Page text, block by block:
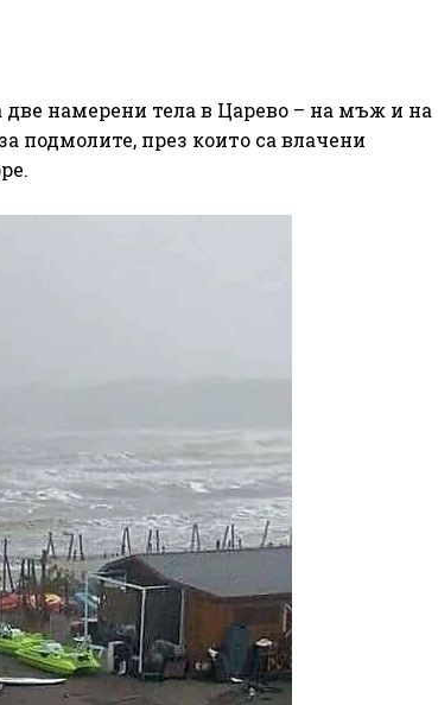
намерени тела в Царево – на мъж и на
подмолите, през които са влачени